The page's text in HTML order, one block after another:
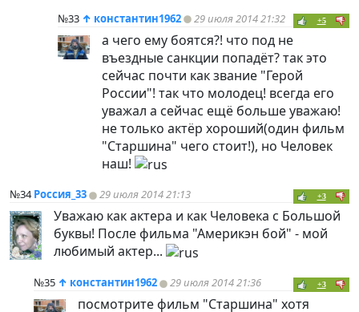
№33 ↑ константин1962 29 июля 2014 21:32 +5
а чего ему боятся?! что под не
въездные санкции попадёт? так это
сейчас почти как звание "Герой
России"! так что молодец! всегда его
уважал а сейчас ещё больше уважаю!
не только актёр хороший(один фильм
"Старшина" чего стоит!), но Человек
наш!
№34Россия_33 29 июля 2014 21:13 +3
Уважаю как актера и как Человека с Большой
буквы! После фильма "Америкэн бой" - мой
любимый актер...
№35 ↑ константин1962 29 июля 2014 21:36 +3
посмотрите фильм "Старшина" хотя